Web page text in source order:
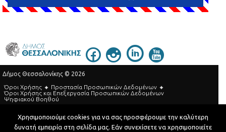
Δήμος Θεσσαλονίκης © 2026
Όροι Χρήσης
Προστασία Προσωπικών Δεδομένων
Όροι Xρήσης και Eπεξεργασία Προσωπικών Δεδομένων
Ψηφιακού Βοηθού
Τηλεφωνικός Κατάλογος
Χρησιμοποιούμε cookies για να σας προσφέρουμε την καλύτερη
δυνατή εμπειρία στη σελίδα μας. Εάν συνεχίσετε να χρησιμοποιείτε